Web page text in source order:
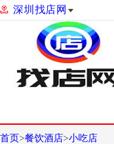
深圳找店网
首页>餐饮酒店>小吃店